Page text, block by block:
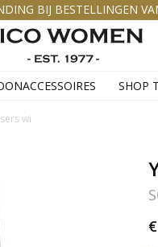
BIJ BESTELLINGEN
SHOP
wi